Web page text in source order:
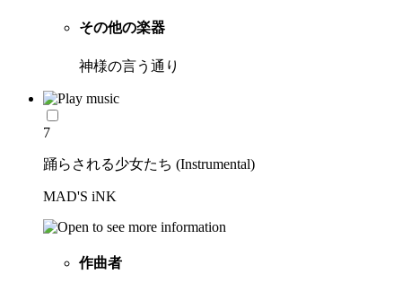
その他の楽器
神様の言う通り
7
踊らされる少女たち (Instrumental)
MAD'S iNK
作曲者